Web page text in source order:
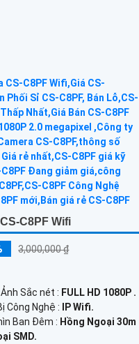
C8PF Wifi
3,000,000 ₫
Sắc nét : FULL HD 1080P .
Công Nghệ :
IP Wifi.
Ban Đêm : Hồng Ngoại 30m
SMD.